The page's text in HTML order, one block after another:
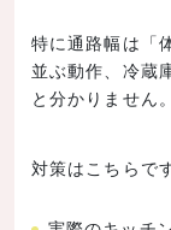
特に通路幅は「
並ぶ動作、冷蔵
と分かりません。
対策はこちらです